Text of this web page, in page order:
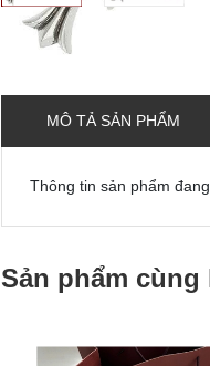
MÔ TẢ SẢN PHẨM
Thông tin sản phẩm
Sản phẩm cùng